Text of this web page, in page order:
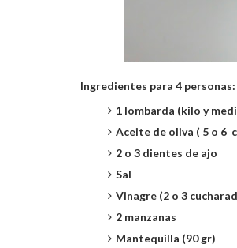
Ingredientes para 4 personas:
1 lombarda (kilo y
Aceite de oliva ( 5 o 6
2 o 3 dientes de ajo
Sal
Vinagre (2 o 3
2 manzanas
Mantequilla (90 gr)